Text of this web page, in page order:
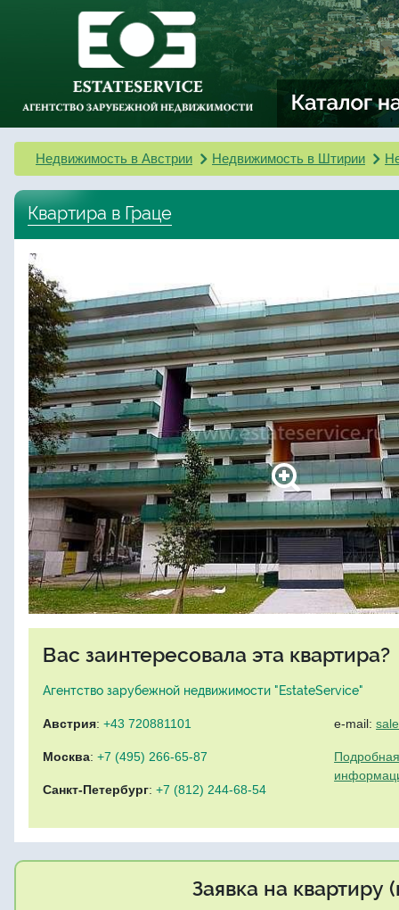
Недвижимость в Австрии Недвижимость в Штирии
Квартира в Граце
Вас заинтересовала эта квартира?
Агентство зарубежной недвижимости "EstateService"
Австрия: +43 720881101
Москва: +7 (495) 266-65-87
Санкт-Петербург: +7 (812) 244-68-54
e-mail:
Заявка на квартиру